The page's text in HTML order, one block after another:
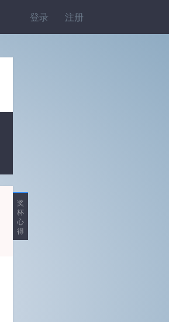
登录 注册
奖
杯
心
得